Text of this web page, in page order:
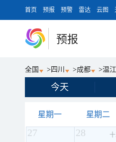
首页 预报 预警 雷达 云图
预报
全国 > 四川 >成都 >温江
今天
星期一 星期二
27 28